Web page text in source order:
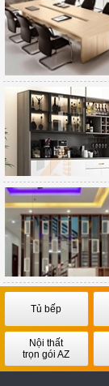
Tủ bếp
Nội thất
trọn gói AZ